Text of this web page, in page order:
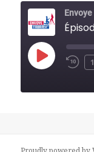
PLAY
EPISODE